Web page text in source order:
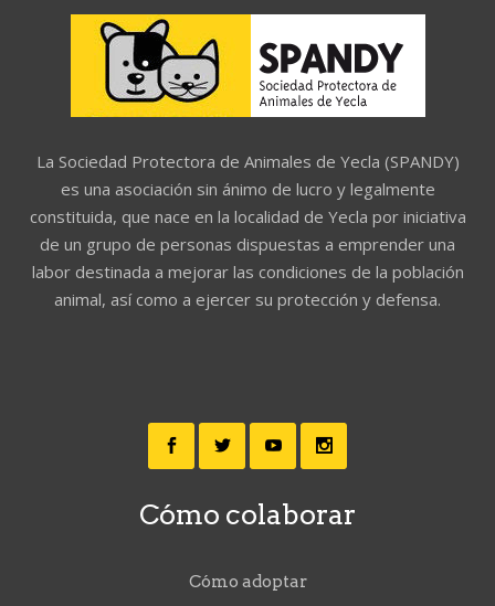
La Sociedad Protectora de Animales de Yecla (SPANDY)
es una asociación sin ánimo de lucro y legalmente
constituida, que nace en la localidad de Yecla por iniciativa
de un grupo de personas dispuestas a emprender una
labor destinada a mejorar las condiciones de la población
animal, así como a ejercer su protección y defensa.
Cómo colaborar
Cómo adoptar